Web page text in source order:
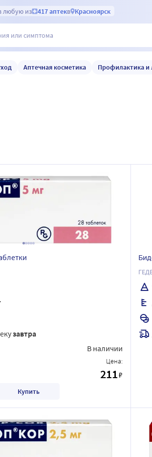
любую из 417 аптекв Красноярск
Аптечная косметика Профилактика и
завтра
В наличии
Цена:
211₽
Купить